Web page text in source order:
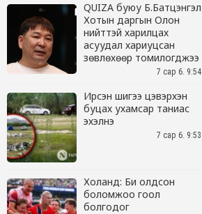
QUIZA буюу Б.Батцэнгэл
Хотын даргын Олон
нийттэй харилцах
асуудал хариуцсан
зөвлөхөөр томилогджээ
7 сар 6. 9:54
Ирсэн шигээ цэвэрхэн
буцах ухамсар таниас
эхэлнэ
7 сар 6. 9:53
Холанд: Би олдсон
боломжоо гоол
болгодог